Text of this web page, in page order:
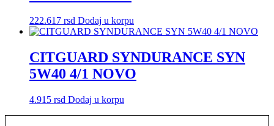
222.617 rsd Dodaj u korpu
CITGUARD SYNDURANCE SYN
5W40 4/1 NOVO
4.915 rsd Dodaj u korpu